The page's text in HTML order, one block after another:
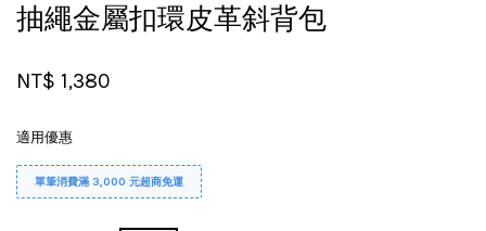
抽繩金屬扣環皮革斜背包
NT$ 1,380
適用優惠
單筆消費滿 3,000 元超商免運